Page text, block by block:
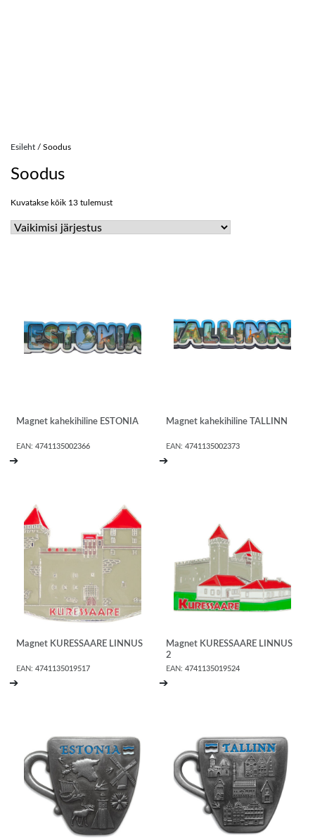
Esileht / Soodus
Soodus
Kuvatakse kõik 13 tulemust
Magnet kahekihiline ESTONIA
EAN:4741135002366
➔
Magnet kahekihiline TALLINN
EAN:4741135002373
➔
Magnet KURESSAARE LINNUS
EAN:4741135019517
➔
Magnet KURESSAARE LINNUS
2
EAN:4741135019524
➔